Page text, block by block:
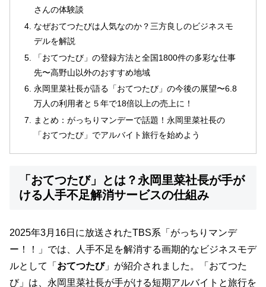
さんの体験談
なぜおてつたびは人気なのか？三方良しのビジネスモ
デルを解説
「おてつたび」の登録方法と全国1800件の多彩な仕事
先〜高野山以外のおすすめ地域
永岡里菜社長が語る「おてつたび」の今後の展望〜6.8
万人の利用者と５年で18倍以上の売上に！
まとめ：がっちりマンデーで話題！永岡里菜社長の
「おてつたび」でアルバイト旅行を始めよう
「おてつたび」とは？永岡里菜社長が手が
ける人手不足解消サービスの仕組み
2025年3月16日に放送されたTBS系「がっちりマンデ
ー！！」では、人手不足を解消する画期的なビジネスモデ
ルとして「 おてつたび」が紹介されました。「おてつた
び」は、永岡里菜社長が手がける短期アルバイトと旅行を